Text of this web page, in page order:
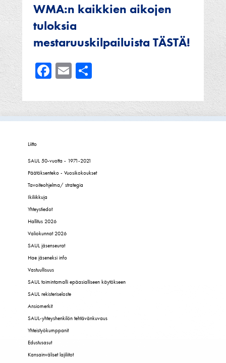
WMA:n kaikkien aikojen
tuloksia
mestaruuskilpailuista TÄSTÄ!
Facebook
Email
Liitto
SAUL 50-vuotta - 1971-2021
Päätöksenteko - Vuosikokoukset
Tavoiteohjelma/ strategia
Ikiliikkuja
Yhteystiedot
Hallitus 2026
Valiokunnat 2026
SAUL jäsenseurat
Hae jäseneksi info
Vastuullisuus
SAUL toimintamalli epäasialliseen käytökseen
SAUL rekisteriseloste
Ansiomerkit
SAUL-yhteyshenkilön tehtävänkuvaus
Yhteistyökumppanit
Edustusasut
Kansainväliset lajiliitot